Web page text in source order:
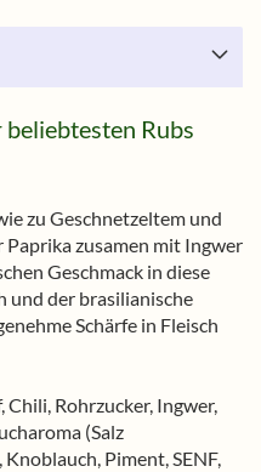
Rubs
zu Geschnetzeltem und
Paprika zusamen mit Ingwer
Geschmack in diese
und der brasilianische
Schärfe in Fleisch
Rohrzucker, Ingwer,
(Salz
Piment, SENF,